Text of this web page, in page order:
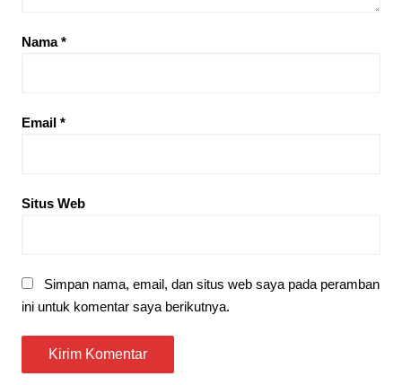
Nama*
Email *
Situs Web
Simpan nama, email, dan situs web saya pada peramban
ini untuk komentar saya berikutnya.